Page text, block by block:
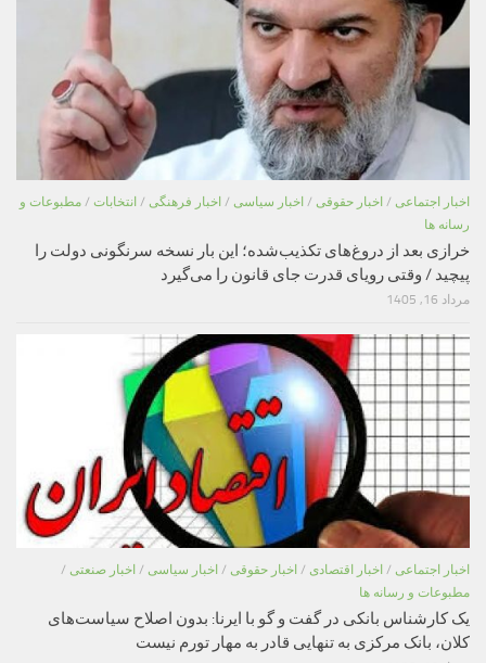
اخبار اجتماعی / اخبار حقوقی / اخبار سیاسی / اخبار فرهنگی / انتخابات / مطبوعات و
رسانه ها
خرازی بعد از دروغ‌های تکذیب‌شده؛ این بار نسخه سرنگونی دولت را
پیچید / وقتی رویای قدرت جای قانون را می‌گیرد
مرداد 16, 1405
اخبار اجتماعی / اخبار اقتصادی / اخبار حقوقی / اخبار سیاسی / اخبار صنعتی /
مطبوعات و رسانه ها
یک کارشناس بانکی در گفت و گو با ایرنا: بدون اصلاح سیاست‌های
کلان، بانک مرکزی به تنهایی قادر به مهار تورم نیست